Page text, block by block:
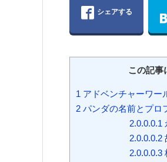
シェアする
この記事
1 アドベンチャーワー
2 パンダの名前とプロ
2.0.0.0.1
2.0.0.0.2
2.0.0.0.3